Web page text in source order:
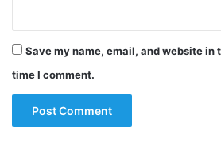
Save my name, email, and website in
time I comment.